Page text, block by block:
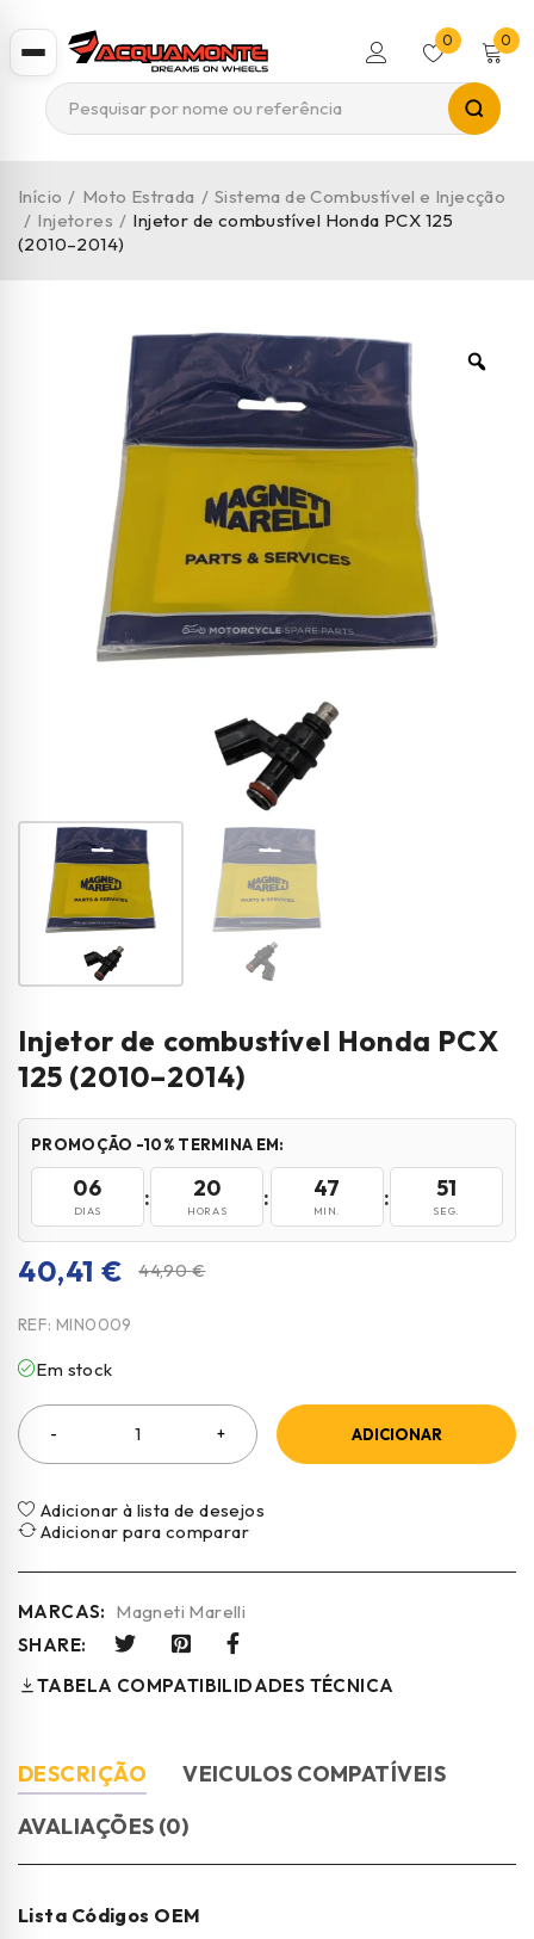
0 0
Início / Moto Estrada / Sistema de Combustível e Injecção
/ Injetores / Injetor de combustível Honda PCX 125
(2010–2014)
Injetor de combustível Honda PCX
125 (2010–2014)
PROMOÇÃO -10% TERMINA EM:
06
DIAS
: 20
HORAS
: 47
MIN.
: 51
SEG.
44,90€
40,41 €
REF: MIN0009
Em stock
ADICIONAR
Adicionar à lista de desejos
Adicionar para comparar
MARCAS: Magneti Marelli
SHARE:
TABELA COMPATIBILIDADES TÉCNICA
DESCRIÇÃO
VEICULOS COMPATÍVEIS
AVALIAÇÕES (0)
Lista Códigos OEM